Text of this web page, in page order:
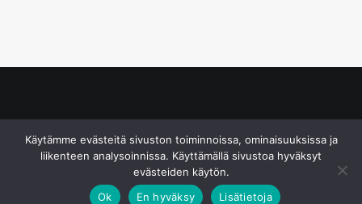
Käytämme evästeitä sivuston toiminnoissa, ominaisuuksissa ja
liikenteen analysoinnissa. Käyttämällä sivustoa hyväksyt
evästeiden käytön.
Ok
En hyväksy Lisätietoja